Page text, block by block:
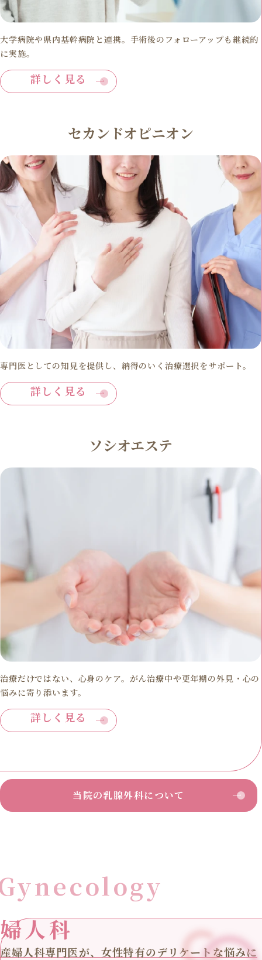
大学病院や県内基幹病院と連携。手術後のフォローアップも継続的
に実施。
詳しく見る
セカンドオピニオン
専門医としての知見を提供し、納得のいく治療選択をサポート。
詳しく見る
ソシオエステ
治療だけではない、心身のケア。がん治療中や更年期の外見・心の
悩みに寄り添います。
詳しく見る
当院の乳腺外科について
婦人科
産婦人科専門医が、女性特有のデリケートな悩みに